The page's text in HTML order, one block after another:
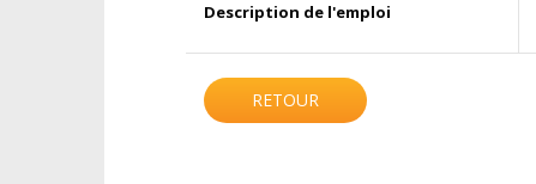
Description de l'emploi
RETOUR